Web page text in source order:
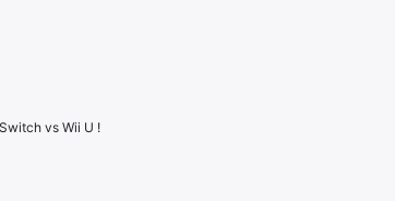
vs Wii U !